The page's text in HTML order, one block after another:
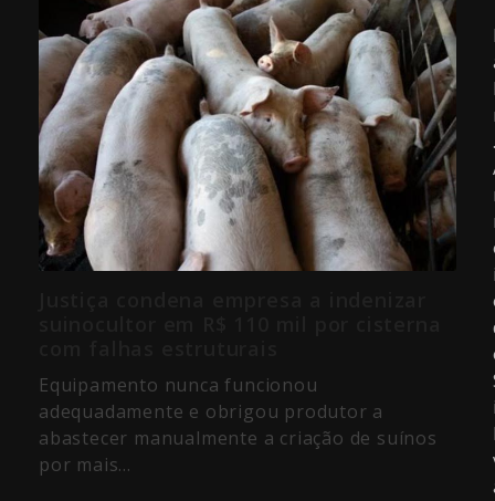
Equipamento nunca funcionou
adequadamente e obrigou produtor a
abastecer manualmente a criação de suínos
por mais…